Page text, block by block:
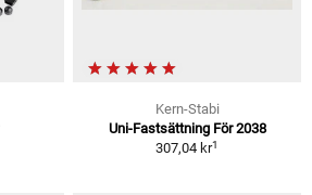
Kern-Stabi
Uni-Fastsättning För 2038
307,04 kr1